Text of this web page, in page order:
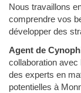
Nous travaillons
comprendre vos
développer des
Agent de
collaboration
des experts en
potentielles à